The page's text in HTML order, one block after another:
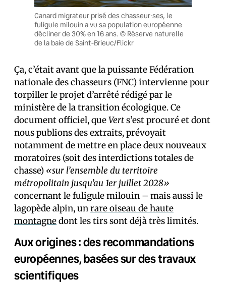
Canard migrateur prisé des chasseur·ses, le
fuligule milouin a vu sa population européenne
décliner de 30% en 16 ans. © Réserve naturelle
de la baie de Saint-Brieuc/Flickr
Ça, c’était avant que la puissante Fédération
nationale des chasseurs (FNC) intervienne pour
torpiller le projet d’arrêté rédigé par le
ministère de la transition écologique. Ce
document officiel, queVerts’est procuré et dont
nous publions des extraits, prévoyait
notamment de mettre en place deux nouveaux
moratoires (soit des interdictions totales de
chasse) «sur l’ensemble du territoire
métropolitain jusqu’au 1er juillet 2028»
concernant le fuligule milouin – mais aussi le
lagopède alpin, unrare oiseau de haute
montagnedont les tirs sont déjà très limités.
Aux origines : des recommandations
européennes, basées sur des travaux
scientifiques